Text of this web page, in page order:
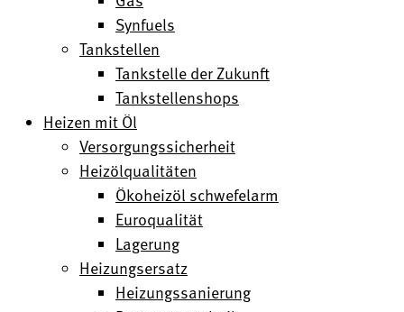
Synfuels
Tankstellen
Tankstelle der Zukunft
Tankstellenshops
Heizen mit Öl
Versorgungssicherheit
Heizölqualitäten
Ökoheizöl schwefelarm
Euroqualität
Lagerung
Heizungsersatz
Heizungssanierung